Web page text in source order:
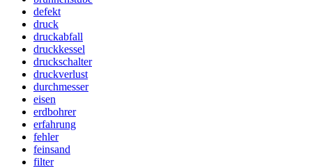
defekt
druck
druckabfall
druckkessel
druckschalter
druckverlust
durchmesser
eisen
erdbohrer
erfahrung
fehler
feinsand
filter